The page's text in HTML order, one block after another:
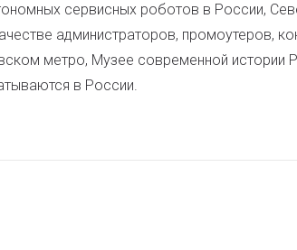
сервисных роботов в России,
администраторов, промоутеров,
метро, Музее современной истории
в России.